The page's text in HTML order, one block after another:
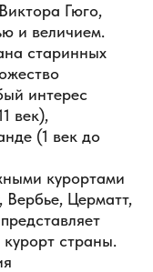
Гюго,
и величием.
старинных
интерес
век),
(1 век до
курортами
Церматт,
страны.